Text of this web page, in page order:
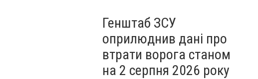
Генштаб ЗСУ
оприлюднив дані про
втрати ворога станом
на 2 серпня 2026 року